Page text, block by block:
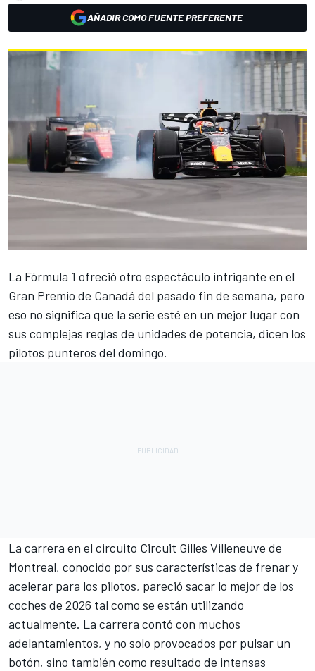
AÑADIR COMO FUENTE PREFERENTE
La Fórmula 1 ofreció otro espectáculo intrigante en el
Gran Premio de Canadá del pasado fin de semana, pero
eso no significa que la serie esté en un mejor lugar con
sus complejas reglas de unidades de potencia, dicen los
pilotos punteros del domingo.
La carrera en el circuito Circuit Gilles Villeneuve de
Montreal, conocido por sus características de frenar y
acelerar para los pilotos, pareció sacar lo mejor de los
coches de 2026 tal como se están utilizando
actualmente. La carrera contó con muchos
adelantamientos, y no solo provocados por pulsar un
botón, sino también como resultado de intensas